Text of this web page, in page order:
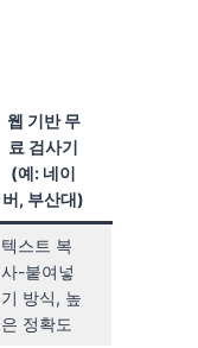
웹 기반 무
료 검사기
(예: 네이
버, 부산대)
텍스트 복
사-붙여넣
기 방식, 높
은 정확도